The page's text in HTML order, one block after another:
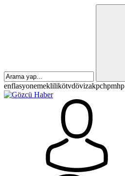
enflasyonemeklilikötvdövizakpchpmhp